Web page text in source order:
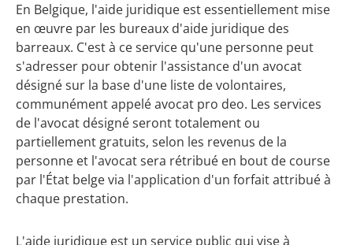
En Belgique, l'aide juridique est essentiellement mise
en œuvre par les bureaux d'aide juridique des
barreaux. C'est à ce service qu'une personne peut
s'adresser pour obtenir l'assistance d'un avocat
désigné sur la base d'une liste de volontaires,
communément appelé avocat pro deo. Les services
de l'avocat désigné seront totalement ou
partiellement gratuits, selon les revenus de la
personne et l'avocat sera rétribué en bout de course
par l'État belge via l'application d'un forfait attribué à
chaque prestation.
L'aide juridique est un service public qui vise à